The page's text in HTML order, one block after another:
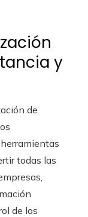
y
de
todas las
de los